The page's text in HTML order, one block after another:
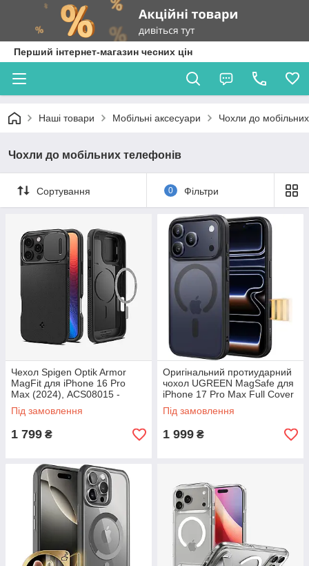
Перший інтернет-магазин чесних цін
Наші товари Мобільні аксесуари Чохли до
Чохли до мобільних телефонів
Сортування 0 Фільтри
Чехол Spigen Optik Armor
MagFit для iPhone 16 Pro
Max (2024), ACS08015 -
Matte Black
Під замовлення
1 799 ₴
Оригінальний протиударний
чохол UGREEN MagSafe для
iPhone 17 Pro Max Full Cover
Camera Button
Під замовлення
1 999 ₴